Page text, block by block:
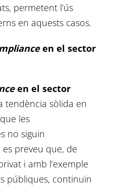
permetent l’ús
en aquests casos.
en el sector
en el sector
tendència sòlida en
les
no siguin
preveu que, de
i amb l’exemple
públiques, continuïn